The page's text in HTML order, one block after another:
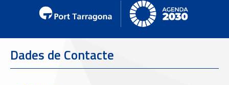
Dades de Contacte